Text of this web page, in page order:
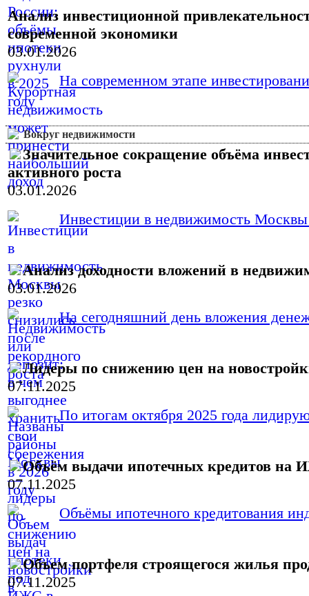
Анализ инвестиционной
современной экономики
03.01.2026
На современном этапе
Вокруг недвижимости
Значительное сокращение объёма
активного роста
03.01.2026
Инвестиции в недвижимость Москвы
Анализ доходности вложений в
03.01.2026
На сегодняшний день вложения
Лидеры по снижению цен на
07.11.2025
По итогам октября 2025 года
Объём выдачи ипотечных кредитов на
07.11.2025
Объёмы ипотечного кредитования
Объем портфеля строящегося жилья
07.11.2025